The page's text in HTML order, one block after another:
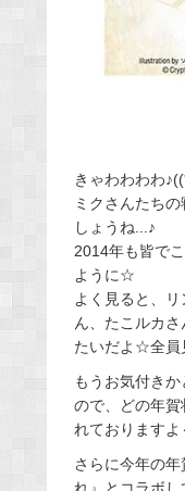
きゃわわわわ
ミクさんたち
しょうね...♪
2014年も皆で
ように☆
よく見ると、
ん、たこルカ
たいだよ☆全員
もうお気付き
ので、どの年
れております
さらに今年の